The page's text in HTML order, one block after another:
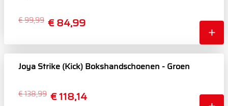
€ 84,99
€ 99,99
Joya Strike (Kick) Bokshandschoenen - Groen
€ 118,14
€ 138,99